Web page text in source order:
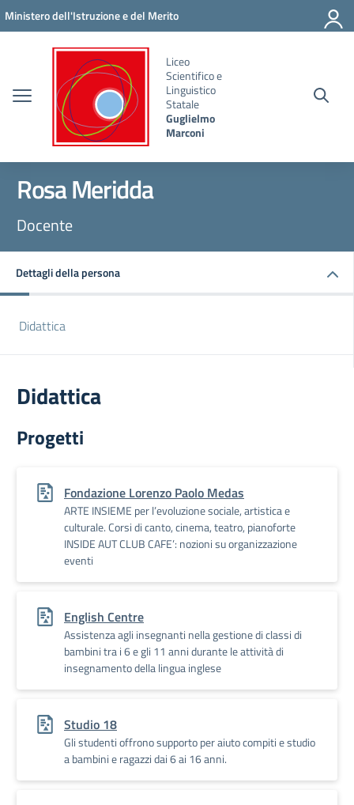
Vai ai contenuti
Vai al menu di navigazione
Vai al footer
Ministero dell'Istruzione e del Merito
Liceo
Scientifico e
Linguistico
Statale
Guglielmo
Marconi
Rosa Meridda
Docente
Dettagli della persona
Didattica
Didattica
Progetti
Fondazione Lorenzo Paolo Medas
ARTE INSIEME per l’evoluzione sociale, artistica e
culturale. Corsi di canto, cinema, teatro, pianoforte
INSIDE AUT CLUB CAFE’: nozioni su organizzazione
eventi
English Centre
Assistenza agli insegnanti nella gestione di classi di
bambini tra i 6 e gli 11 anni durante le attività di
insegnamento della lingua inglese
Studio 18
Gli studenti offrono supporto per aiuto compiti e studio
a bambini e ragazzi dai 6 ai 16 anni.